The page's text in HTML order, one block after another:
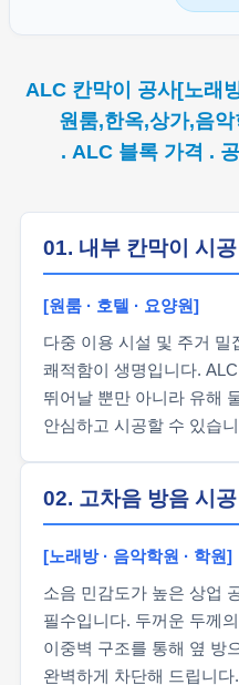
ALC 칸막이 공사[노래
원룸,한옥,상가,음
. ALC 블록 가격 .
01. 내부 칸막이 시공
[원룸 · 호텔 · 요양원]
다중 이용 시설 및 주거
쾌적함이 생명입니다.
뛰어날 뿐만 아니라 유해
안심하고 시공할 수 있습
02. 고차음 방음 시공
[노래방 · 음악학원 · 학원]
소음 민감도가 높은 상업
필수입니다. 두꺼운 두께
이중벽 구조를 통해 옆 방
완벽하게 차단해 드립니다.